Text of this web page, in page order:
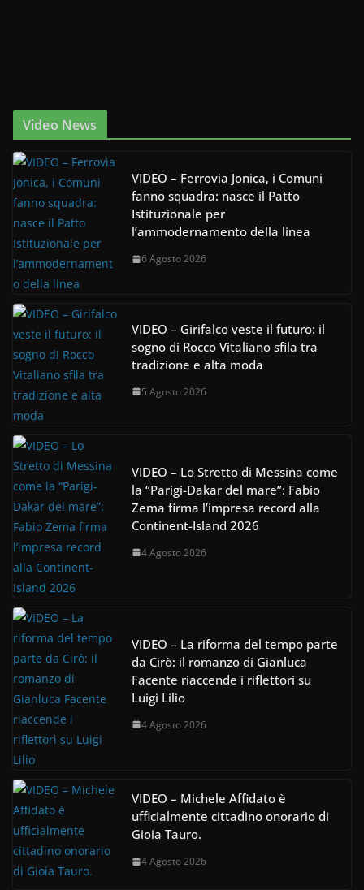
Video News
VIDEO – Ferrovia Jonica, i Comuni
fanno squadra: nasce il Patto
Istituzionale per
l’ammodernamento della linea
6 Agosto 2026
VIDEO – Girifalco veste il futuro: il
sogno di Rocco Vitaliano sfila tra
tradizione e alta moda
5 Agosto 2026
VIDEO – Lo Stretto di Messina come
la “Parigi-Dakar del mare”: Fabio
Zema firma l’impresa record alla
Continent-Island 2026
4 Agosto 2026
VIDEO – La riforma del tempo parte
da Cirò: il romanzo di Gianluca
Facente riaccende i riflettori su
Luigi Lilio
4 Agosto 2026
VIDEO – Michele Affidato è
ufficialmente cittadino onorario di
Gioia Tauro.
4 Agosto 2026